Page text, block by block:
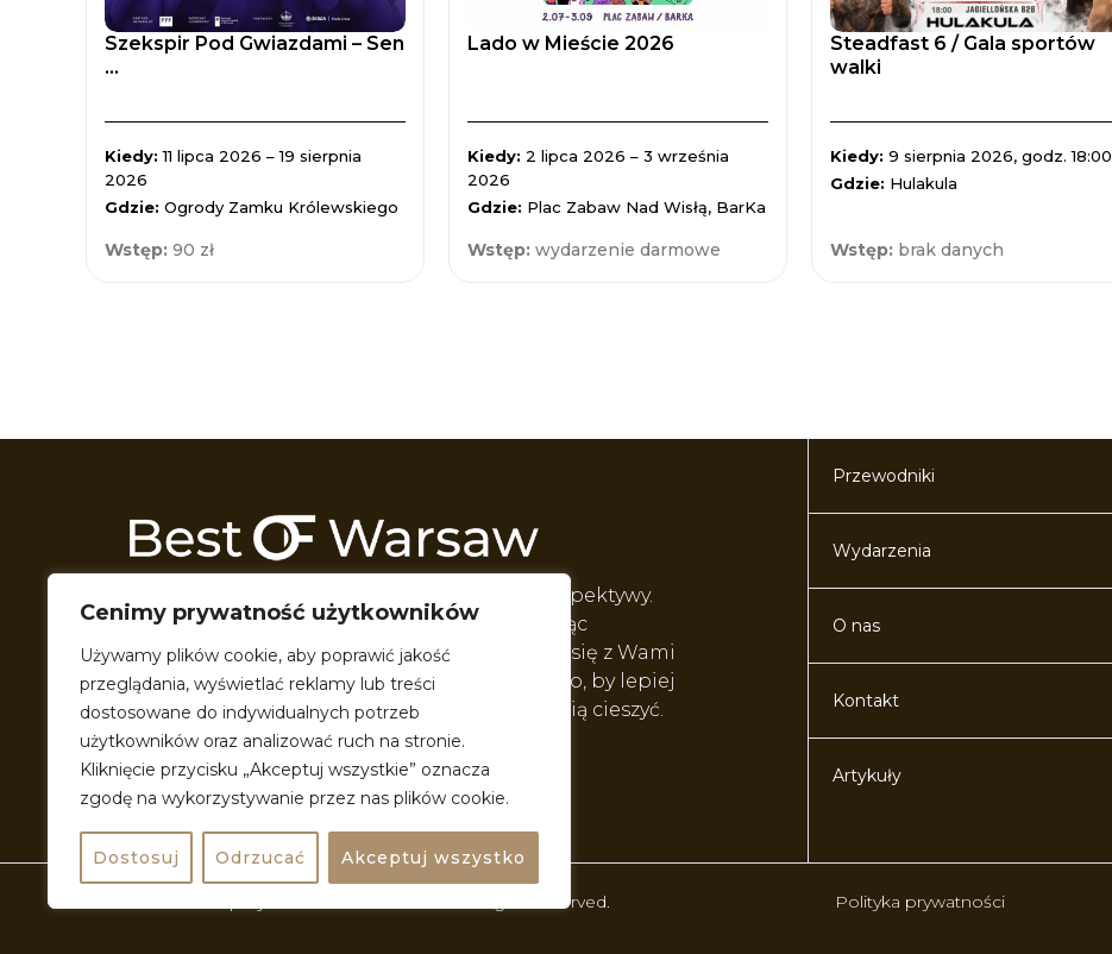
Cenimy prywatność użytkowników
Używamy plików cookie, aby poprawić jakość
przeglądania, wyświetlać reklamy lub treści
dostosowane do indywidualnych potrzeb
użytkowników oraz analizować ruch na stronie.
Kliknięcie przycisku „Akceptuj wszystkie” oznacza
zgodę na wykorzystywanie przez nas plików cookie.
Dostosuj Odrzucać Akceptuj wszystko
Szekspir Pod Gwiazdami – Sen
...
Kiedy:11 lipca 2026 – 19 sierpnia
2026
Gdzie: Ogrody Zamku Królewskiego
Wstęp: 90 zł
Lado w Mieście 2026
Kiedy: 2 lipca 2026 – 3 września
2026
Gdzie: Plac Zabaw Nad Wisłą, BarKa
Wstęp: wydarzenie darmowe
Steadfast 6 / Gala sportów
walki
Kiedy: 9 sierpnia 2026, godz. 18:00
Gdzie: Hulakula
Wstęp: brak danych
Odkrywamy Warszawę z każdej możliwej perspektywy.
Przeszukujemy wszelkie zakątki miasta tworząc
przeróżne formy multimedialne, by podzielić się z Wami
pięknem miasta, w którym razem żyjemy. Po to, by lepiej
doświadczać Warszawy i jeszcze bardziej się nią cieszyć.
Przewodniki
Wydarzenia
O nas
Kontakt
Artykuły
Stworzone z pasji © BestofWarsaw 2024 All rights reserved. Polityka prywatności